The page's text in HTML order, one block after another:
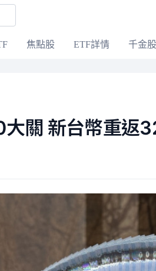
焦點股 ETF詳情 千金
大關 新台幣重返